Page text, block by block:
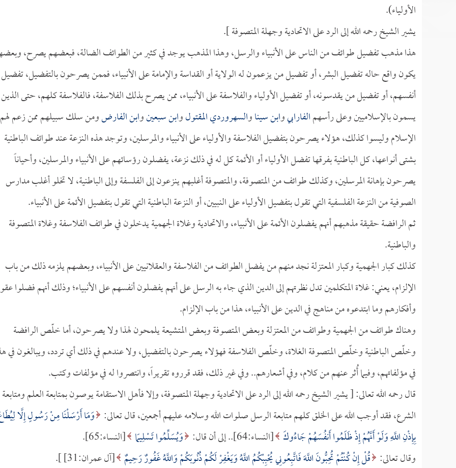
الأولياء).
يشير الشيخ رحمه الله إلى الرد على الاتحادية وجهلة المتصوفة ].
هذا مذهب تفضيل طوائف من الناس على الأنبياء والرسل، وهذا المذهب يوجد في كثير من الطوائف الضالة، فبعضهم يصرح،
يكون واقع حاله تفضيل البشر، أو تفضيل من يزعمون له الولاية أو القداسة والإمامة على الأنبياء، فممن يصرحون بالتفضيل، تفضيل
أنفسهم، أو تفضيل من يقدسونه، أو تفضيل الأولياء والفلاسفة على الأنبياء، ممن يصرح بذلك الفلاسفة، فالفلاسفة كلهم، حتى الذين
يسمون بالإسلاميين وعلى رأسهمالفارابيوابن سيناوالسهروردي المقتولوابن سبعينوابن الفارضومن سلك سبيلهم ممن زعم لهم
الإسلام وليسوا كذلك، هؤلاء يصرحون بتفضيل الفلاسفة والأولياء على الأنبياء والمرسلين، وتوجد هذه النزعة عند طوائف الباطنية
بشتى أنواعها، كل الباطنية بفرقها تفضل الأولياء أو الأئمة كل له في ذلك نزعة، يفضلون رؤسائهم على الأنبياء والمرسلين، وأحياناً
يصرحون بإهانة المرسلين، وكذلك طوائف من المتصوفة، والمتصوفة أغلبهم ينزعون إلى الفلسفة وإلى الباطنية، لا تخلو أغلب مدارس
الصوفية من النزعة الفلسفية التي تقول بتفضيل الأولياء على النبيين، أو النزعة الباطنية التي تقول بتفضيل الأئمة على الأنبياء.
ثم الرافضة حقيقة مذهبهم أنهم يفضلون الأئمة على الأنبياء، والاتحادية وغلاة الجهمية يدخلون في طوائف الفلاسفة وغلاة المتصوفة
والباطنية.
كذلك كبار الجهمية وكبار المعتزلة نجد منهم من يفضل الطوائف من الفلاسفة والعقلانيين على الأنبياء، وبعضهم يلزمه ذلك من باب
الإلزام، يعني: غلاة المتكلمين تدل نظرتهم إلى الدين الذي جاء به الرسل على أنهم يفضلون أنفسهم على الأنبياء؛ وذلك أنهم فضلوا
وأفكارهم وما ابتدعوه من مناهج في الدين على الأنبياء، هذا من باب الإلزام.
وهناك طوائف من الجهمية وطوائف من المعتزلة وبعض المتصوفة وبعض المتشيعة يلمحون لهذا ولا يصرحون، أما خلّص الرافضة
وخلّص الباطنية وخلّص المتصوفة الغلاة، وخلّص الفلاسفة فهؤلاء يصرحون بالتفضيل، ولا عندهم في ذلك أي تردد، ويبالغون في
في مؤلفاتهم، وفيما أُثر عنهم من كلام، وفي أشعارهم.. وفي غير ذلك، فقد قرروه تقريراً، وانتصروا له في مؤلفات وكتب.
قال رحمه الله تعالى: [ يشير الشيخ رحمه الله إلى الرد على الاتحادية وجهلة المتصوفة، وإلا فأهل الاستقامة يوصون بمتابعة العلم ومتابعة
الشرع، فقد أوجب الله على الخلق كلهم متابعة الرسل صلوات الله وسلامه عليهم أجمعين، قال تعالى: وَمَا أَرْسَلْنَا مِنْ رَسُولٍ إِلَّا
بِإِذْنِ اللَّهِ وَلَوْ أَنَّهُمْ إِذْ ظَلَمُوا أَنفُسَهُمْ جَاءُوكَ [النساء:64].. إلى أن قال: وَيُسَلِّمُوا تَسْلِيمًا [النساء:65].
وقال تعالى: قُلْ إِنْ كُنْتُمْ تُحِبُّونَ اللَّهَ فَاتَّبِعُونِي يُحْبِبْكُمُ اللَّهُ وَيَغْفِرْ لَكُمْ ذُنُوبَكُمْ وَاللَّهُ غَفُورٌ رَحِيمٌ [آل عمران:31] ].